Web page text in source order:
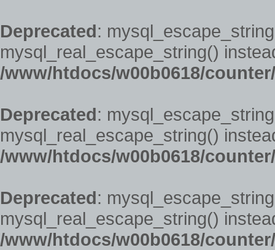
Deprecated:
mysql_real_escape_string()
/www/htdocs/w00b0618/
Deprecated:
mysql_real_escape_string()
/www/htdocs/w00b0618/
Deprecated:
mysql_real_escape_string()
/www/htdocs/w00b0618/